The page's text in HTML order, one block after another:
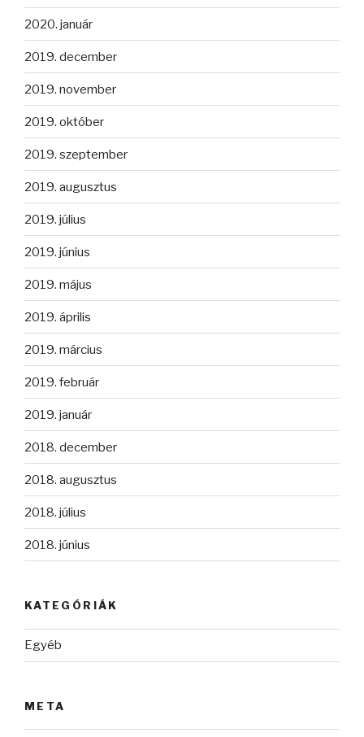
2020. január
2019. december
2019. november
2019. október
2019. szeptember
2019. augusztus
2019. július
2019. június
2019. május
2019. április
2019. március
2019. február
2019. január
2018. december
2018. augusztus
2018. július
2018. június
KATEGÓRIÁK
Egyéb
META